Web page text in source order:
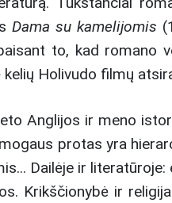
Dama su kamelijomis
to, kad romano
Holivudo filmų
Anglijos ir meno
protas yra
Dailėje ir
Krikščionybė ir